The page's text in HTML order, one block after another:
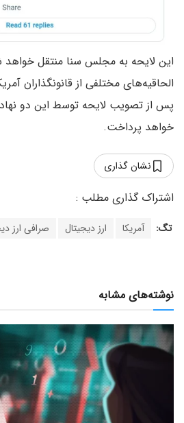
این لایحه به مجلس سنا منتقل خواهد
الحاقیه‌های مختلفی از قانونگذاران
پس از تصویب لایحه توسط این دو
خواهد پرداخت.
نشان گذاری
تگ: آمریکا ارز دیجیتال صرافی ارز
نوشته‌های مشابه